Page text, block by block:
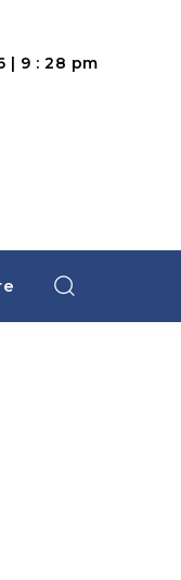
| 9 : 28 pm